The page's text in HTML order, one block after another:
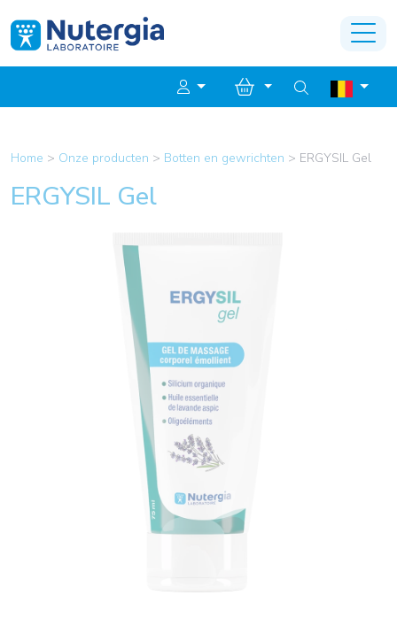
Home > Onze producten > Botten en gewrichten > ERGYSIL Gel
ERGYSIL Gel